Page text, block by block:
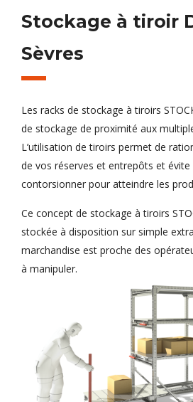
Stockage à tiroir
Sèvres
Les racks de stockage à tiroirs
de stockage de proximité aux
L’utilisation de tiroirs permet de
de vos réserves et entrepôts et
contorsionner pour atteindre les
Ce concept de stockage à tiroirs
stockée à disposition sur simple
marchandise est proche des
à manipuler.